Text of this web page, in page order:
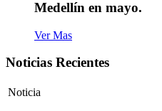
Medellín en mayo.
Ver Mas
Noticias Recientes
Noticia